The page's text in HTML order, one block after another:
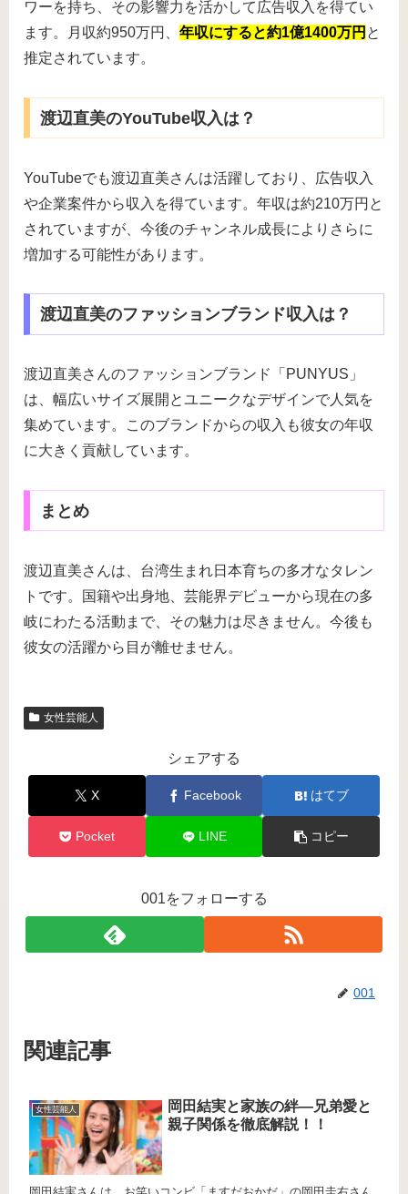
ワーを持ち、その影響力を活かして広告収入を得てい
ます。月収約950万円、 年収にすると約1億1400万円 と
推定されています。
渡辺直美のYouTube収入は？
YouTubeでも渡辺直美さんは活躍しており、広告収入
や企業案件から収入を得ています。年収は約210万円と
されていますが、今後のチャンネル成長によりさらに
増加する可能性があります。
渡辺直美のファッションブランド収入は？
渡辺直美さんのファッションブランド「PUNYUS」
は、幅広いサイズ展開とユニークなデザインで人気を
集めています。このブランドからの収入も彼女の年収
に大きく貢献しています。
まとめ
渡辺直美さんは、台湾生まれ日本育ちの多才なタレン
トです。国籍や出身地、芸能界デビューから現在の多
岐にわたる活動まで、その魅力は尽きません。今後も
彼女の活躍から目が離せません。
女性芸能人
シェアする
X Facebook はてブ
Pocket LINE コピー
001をフォローする
001
関連記事
女性芸能人
岡田結実と家族の絆—兄弟愛と
親子関係を徹底解説！！